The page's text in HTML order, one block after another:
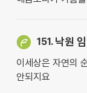
151. 낙원
이세상은 자연의
안되지요